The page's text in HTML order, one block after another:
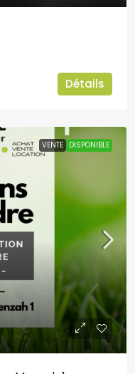
Détails
VENTE DISPONIBLE